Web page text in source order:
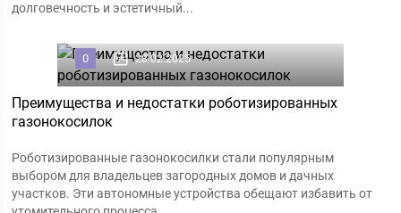
долговечность и эстетичный...
0 28.02.2025
Преимущества и недостатки роботизированных
газонокосилок
Роботизированные газонокосилки стали популярным
выбором для владельцев загородных домов и дачных
участков. Эти автономные устройства обещают избавить от